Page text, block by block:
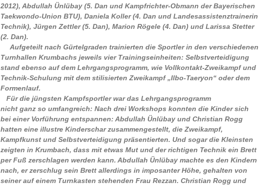
2012), Abdullah Ünlübay (5. Dan und Kampfrichter-Obmann der Bayerischen
Taekwondo-Union BTU), Daniela Koller (4. Dan und Landesassistenztrainerin
Technik), Jürgen Zettler (5. Dan), Marion Rögele (4. Dan) und Larissa Stetter
(2. Dan).
Aufgeteilt nach Gürtelgraden trainierten die Sportler in den verschiedenen
Turnhallen Krumbachs jeweils vier Trainingseinheiten: Selbstverteidigung
stand ebenso auf dem Lehrgangsprogramm, wie Vollkontakt-Zweikampf und
Technik-Schulung mit dem stilisierten Zweikampf „Ilbo-Taeryon“ oder dem
Formenlauf.
Für die jüngsten Kampfsportler war das Lehrgangsprogramm
nicht ganz so umfangreich: Nach drei Workshops konnten die Kinder sich
bei einer Vorführung entspannen: Abdullah Ünlübay und Christian Rogg
hatten eine illustre Kinderschar zusammengestellt, die Zweikampf,
Kampfkunst und Selbstverteidigung präsentierten. Und sogar die Kleinsten
zeigten in Krumbach, dass mit etwas Mut und der richtigen Technik ein Brett
per Fuß zerschlagen werden kann. Abdullah Ünlübay machte es den Kindern
nach, er zerschlug sein Brett allerdings in imposanter Höhe, gehalten von
seiner auf einem Turnkasten stehenden Frau Rezzan. Christian Rogg und